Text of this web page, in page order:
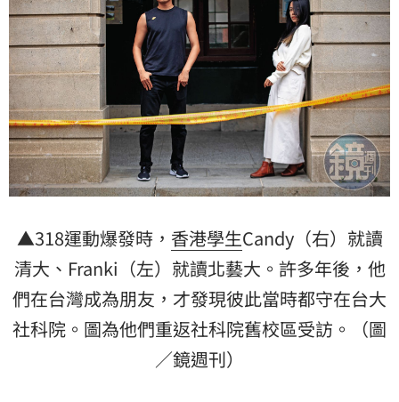
▲318運動爆發時， 香港學生Candy（右）就讀
清大 、Franki（左）就讀北藝大。許多年後，他
們在台灣成為朋友，才發現彼此當時都守在台大
社科院。圖為他們重返社科院舊校區受訪。（圖
／鏡週刊）